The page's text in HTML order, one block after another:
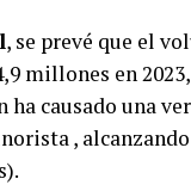
, se prevé que el
millones en
causado una
,